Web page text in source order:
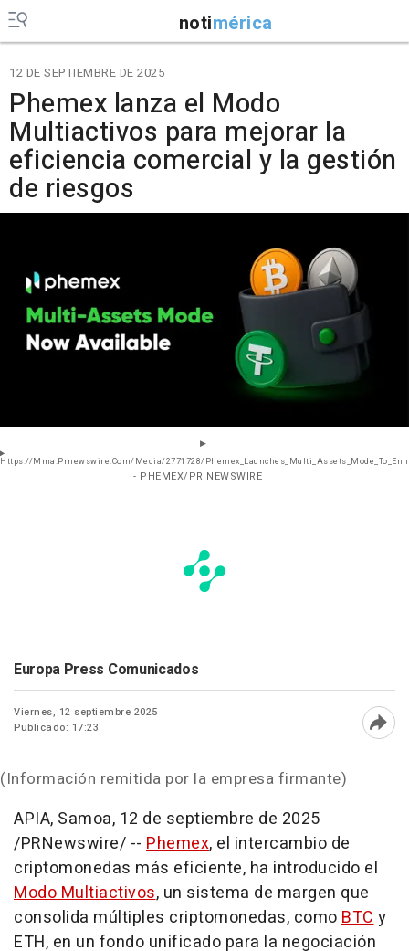
notimérica
12 DE SEPTIEMBRE DE 2025
Phemex lanza el Modo
Multiactivos para mejorar la
eficiencia comercial y la gestión
de riesgos
Https://Mma.Prnewswire.Com/Media/2771728/
- PHEMEX/PR NEWSWIRE
Europa Press Comunicados
Viernes, 12 septiembre 2025
Publicado: 17:23
(Información remitida por la empresa firmante)
APIA, Samoa, 12 de septiembre de 2025
/PRNewswire/ -- Phemex, el intercambio de
criptomonedas más eficiente, ha introducido el
Modo Multiactivos, un sistema de margen que
consolida múltiples criptomonedas, comoBTCy
ETH, en un fondo unificado para la negociación